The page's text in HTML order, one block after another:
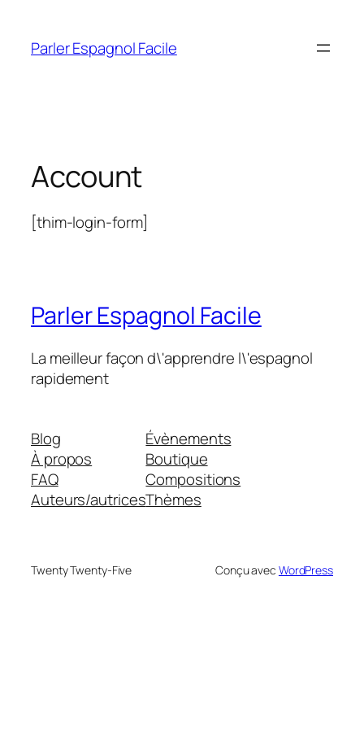
contenu
Parler Espagnol Facile
Account
[thim-login-form]
Parler Espagnol Facile
La meilleur façon d\'apprendre l\'espagnol
rapidement
Blog
À propos
FAQ
Auteurs/autrices
Évènements
Boutique
Compositions
Thèmes
Twenty Twenty-Five Conçu avec WordPress